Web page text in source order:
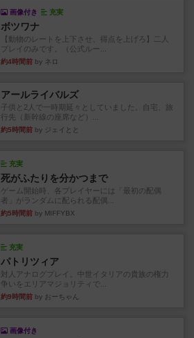
画像付き 充実
ボツワナ
【動物のレートを上下させ、得点を上げろ】二人
プレイのみです。（公式ルー...
約4時間前 by ネロ
アールライバルズ
子供と2人で一時期延々としていました。自宅、旅
行先（新幹線の座席など）...
約5時間前 by ジェイとと
充実
死がふたりを分かつまで
ゲーム開始時、各プレイヤーには「最初の配偶
者」がランダムに配られる配偶...
約5時間前 by MIFFYBX
充実
パトリツィア
対人アナログプレイ。中世イタリアの貴族の権力
争いをエリアマジョリティで...
約9時間前 by おーちゃん
画像付き